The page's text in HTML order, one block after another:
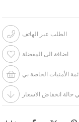
الطلب عبر الهاتف
اضافة الى المفضلة
الأمنيات الخاصة بي
حالة انخفاض الاسعار